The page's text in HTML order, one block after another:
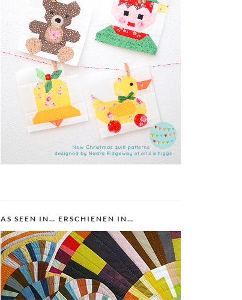
AS SEEN IN… ERSCHIENEN IN…